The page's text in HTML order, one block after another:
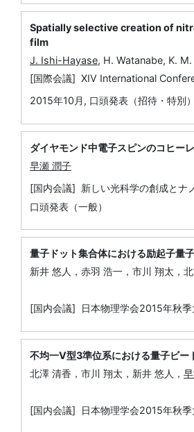
Spatially selective creation of
film
J. Ishi-Hayase, H. Watanabe, K.
[国際会議] XIV International
2015年10月 , 口頭発表（招待・特別）
ダイヤモンド中電子スピンのコヒー
早瀬 潤子
[国内会議] 新しい光科学の創成とナ
口頭発表（一般）
量子ドット集合体における励起子量
新井 悠人，赤羽 浩一，市川 翔太，北
[国内会議] 日本物理学会2015年秋
不均一V型3準位系における量子ビー
北澤 清香，市川 翔太，新井 悠人，
[国内会議] 日本物理学会2015年秋